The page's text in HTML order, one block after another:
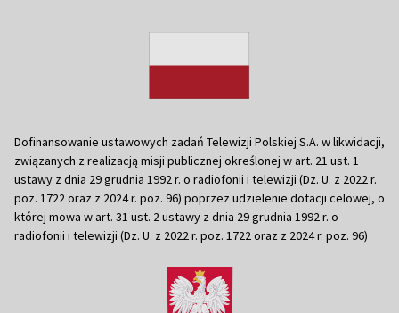
Dofinansowanie ustawowych zadań Telewizji Polskiej S.A. w likwidacji,
związanych z realizacją misji publicznej określonej w art. 21 ust. 1
ustawy z dnia 29 grudnia 1992 r. o radiofonii i telewizji (Dz. U. z 2022 r.
poz. 1722 oraz z 2024 r. poz. 96) poprzez udzielenie dotacji celowej, o
której mowa w art. 31 ust. 2 ustawy z dnia 29 grudnia 1992 r. o
radiofonii i telewizji (Dz. U. z 2022 r. poz. 1722 oraz z 2024 r. poz. 96)